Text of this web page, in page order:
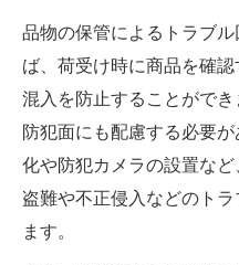
品物の保管によるトラブ
ば、荷受け時に商品を確
混入を防止することがで
防犯面にも配慮する必要
化や防犯カメラの設置など
盗難や不正侵入などのト
ます。